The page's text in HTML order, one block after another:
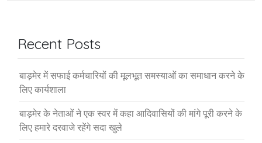
Recent Posts
बाड़मेर में सफाई कर्मचारियों की मूलभूत समस्याओं का समाधान करने के
लिए कार्यशाला
बाड़मेर के नेताओं ने एक स्वर में कहा आदिवासियों की मांगे पूरी करने के
लिए हमारे दरवाजे रहेंगे सदा खुले